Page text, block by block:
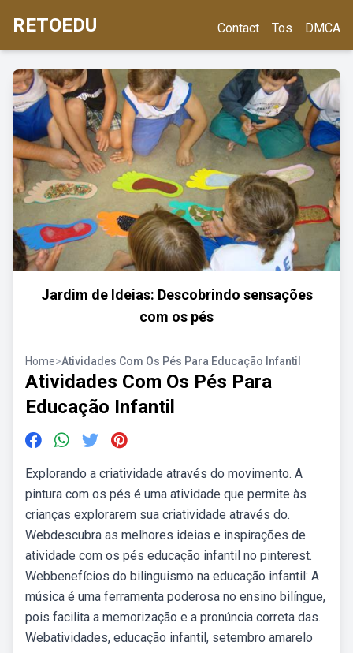
RETOEDU Contact Tos DMCA
Jardim de Ideias: Descobrindo sensações
com os pés
Home>Atividades Com Os Pés Para Educação Infantil
Atividades Com Os Pés Para
Educação Infantil
Explorando a criatividade através do movimento. A
pintura com os pés é uma atividade que permite às
crianças explorarem sua criatividade através do.
Webdescubra as melhores ideias e inspirações de
atividade com os pés educação infantil no pinterest.
Webbenefícios do bilinguismo na educação infantil: A
música é uma ferramenta poderosa no ensino bilíngue,
pois facilita a memorização e a pronúncia correta das.
Webatividades, educação infantil, setembro amarelo